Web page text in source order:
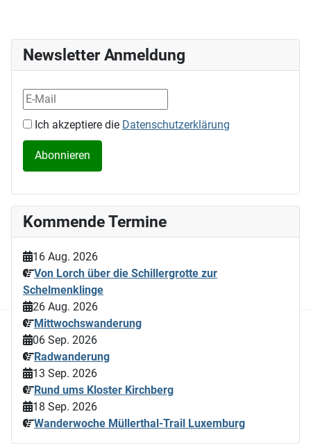
Newsletter Anmeldung
Ich akzeptiere die Datenschutzerklärung
Kommende Termine
16 Aug. 2026
Von Lorch über die Schillergrotte zur
Schelmenklinge
26 Aug. 2026
Mittwochswanderung
06 Sep. 2026
Radwanderung
13 Sep. 2026
Rund ums Kloster Kirchberg
18 Sep. 2026
Wanderwoche Müllerthal-Trail Luxemburg